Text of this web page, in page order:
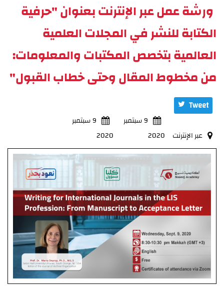
ورشة عمل عبر الإنترنت بعنوان "حرفية
الكتابة للنشر في المجلات العلمية
العالمية بتخصص المكتبات والمعلومات:
من مخطوط المقال وحتى خطاب القبول"
Tweet
عبر الإنترنت
9 سبتمبر
2020
9 سبتمبر
2020